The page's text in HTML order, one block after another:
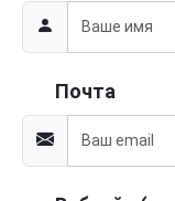
Почта